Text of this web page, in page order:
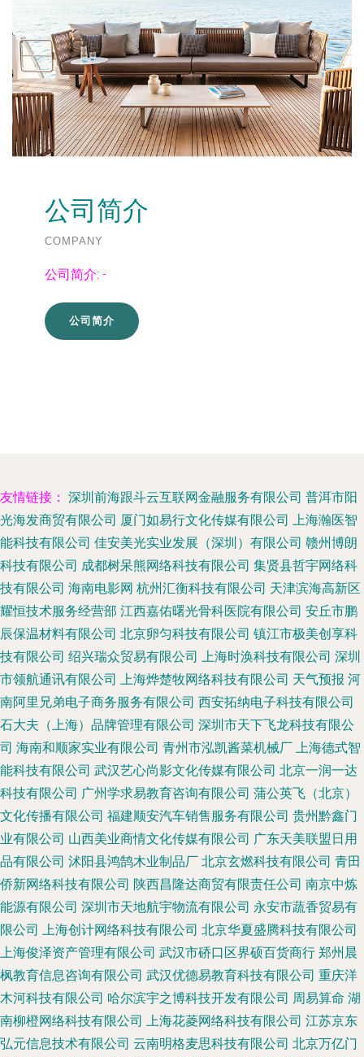
公司简介
COMPANY
公司简介: -
公司简介
友情链接： 深圳前海跟斗云互联网金融服务有限公司 普洱市阳
光海发商贸有限公司 厦门如易行文化传媒有限公司
上海瀚医智
能科技有限公司 佳安美光实业发展（深圳）有限公司 赣州博朗
科技有限公司 成都树呆熊网络科技有限公司 集贤县哲宇网络科
技有限公司 海南电影网 杭州汇衡科技有限公司 天津滨海高新区
耀恒技术服务经营部 江西嘉佑曙光骨科医院有限公司 安丘市鹏
辰保温材料有限公司 北京卵匀科技有限公司 镇江市极美创享科
技有限公司 绍兴瑞众贸易有限公司 上海时涣科技有限公司 深圳
市领航通讯有限公司
上海烨楚牧网络科技有限公司 天气预报 河
南阿里兄弟电子商务服务有限公司 西安拓纳电子科技有限公司
石大夫（上海）品牌管理有限公司 深圳市天下飞龙科技有限公
司 海南和顺家实业有限公司 青州市泓凯酱菜机械厂
上海德式智
能科技有限公司 武汉艺心尚影文化传媒有限公司 北京一润一达
科技有限公司 广州学求易教育咨询有限公司 蒲公英飞（北京）
文化传播有限公司 福建顺安汽车销售服务有限公司 贵州黔鑫门
业有限公司 山西美业商情文化传媒有限公司 广东天美联盟日用
品有限公司 沭阳县鸿鹄木业制品厂 北京玄燃科技有限公司 青田
侨新网络科技有限公司 陕西昌隆达商贸有限责任公司 南京中炼
能源有限公司 深圳市天地航宇物流有限公司 永安市蔬香贸易有
限公司
上海创计网络科技有限公司 北京华夏盛腾科技有限公司
上海俊泽资产管理有限公司 武汉市硚口区界硕百货商行 郑州晨
枫教育信息咨询有限公司 武汉优德易教育科技有限公司 重庆洋
木河科技有限公司 哈尔滨宇之博科技开发有限公司 周易算命 湖
南柳橙网络科技有限公司
上海花菱网络科技有限公司 江苏京东
弘元信息技术有限公司 云南明格麦思科技有限公司 北京万亿门